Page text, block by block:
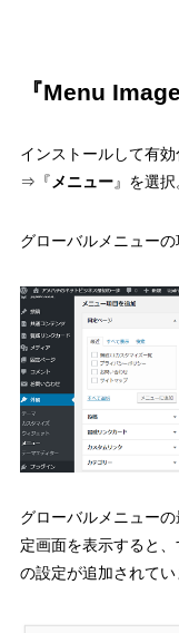
『Menu
インストールして有
⇒『 メニュー』を選択
グローバルメニュー
グローバルメニュー
定画面を表示すると
の設定が追加されてい